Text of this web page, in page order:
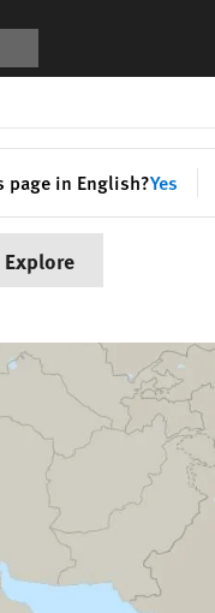
in English?Yes
Explore الشرق الأوسط وشمال أفريقيا